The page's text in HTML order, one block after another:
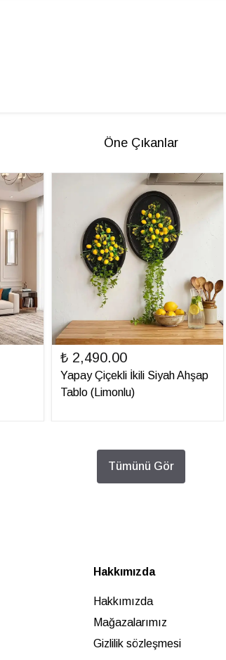
Öne Çıkanlar
₺ 2,490.00
Yapay Çiçekli İkili Siyah Ahşap
Tablo (Limonlu)
Tümünü Gör
Hakkımızda
Hakkımızda
Mağazalarımız
Gizlilik sözleşmesi